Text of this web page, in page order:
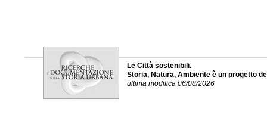
Le Città sostenibili.
Storia, Natura, Ambiente è un progetto
ultima modifica 06/08/2026